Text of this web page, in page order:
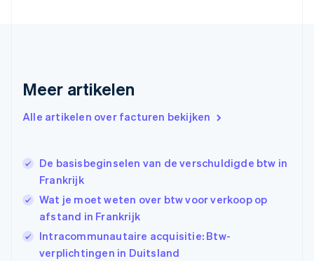
Meer artikelen
Alle artikelen over facturen bekijken
De basisbeginselen van de verschuldigde btw in
Frankrijk
Wat je moet weten over btw voor verkoop op
afstand in Frankrijk
Intracommunautaire acquisitie: Btw-
verplichtingen in Duitsland
English
Griekenland
English
Hongkong SAR, China
English简体中文
Ierland
English
India
English
Italië